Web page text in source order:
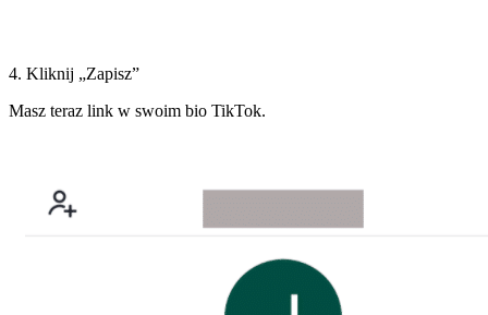
4. Kliknij „Zapisz”
Masz teraz link w swoim bio TikTok.